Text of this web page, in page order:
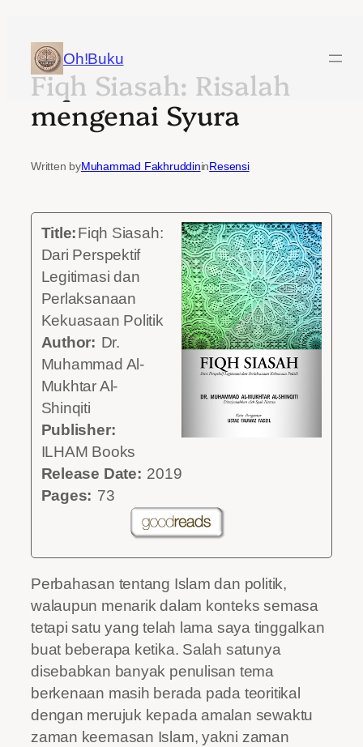
content
Oh!Buku
Fiqh Siasah: Risalah
mengenai Syura
Written byMuhammad FakhruddininResensi
Title:​Fiqh Siasah:
Dari Perspektif
Legitimasi dan
Perlaksanaan
Kekuasaan Politik
Author: Dr.
Muhammad Al-
Mukhtar Al-
Shinqiti
Publisher:
ILHAM Books
Release Date: 2019
Pages: 73
Perbahasan tentang Islam dan politik,
walaupun menarik dalam konteks semasa
tetapi satu yang telah lama saya tinggalkan
buat beberapa ketika. Salah satunya
disebabkan banyak penulisan tema
berkenaan masih berada pada teoritikal
dengan merujuk kepada amalan sewaktu
zaman keemasan Islam, yakni zaman